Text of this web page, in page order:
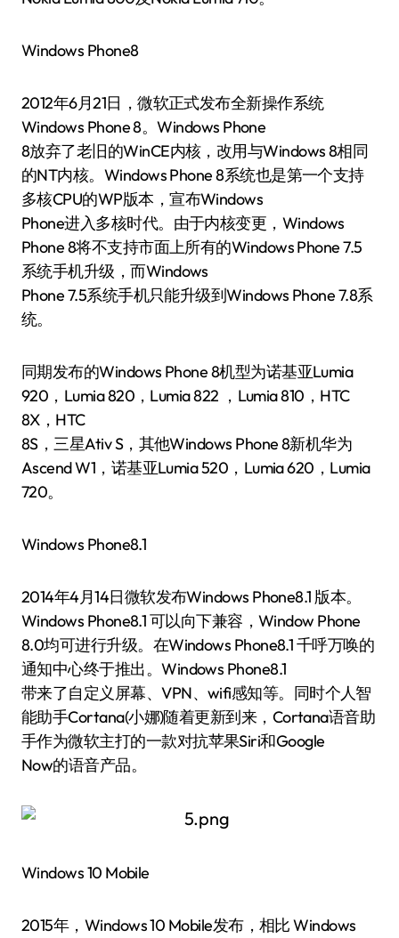
Windows Phone8
2012年6月21日，微软正式发布全新操作系统
Windows Phone 8。Windows Phone
8放弃了老旧的WinCE内核，改用与Windows 8相同
的NT内核。Windows Phone 8系统也是第一个支持
多核CPU的WP版本，宣布Windows
Phone进入多核时代。由于内核变更，Windows
Phone 8将不支持市面上所有的Windows Phone 7.5
系统手机升级，而Windows
Phone 7.5系统手机只能升级到Windows Phone 7.8系
统。
同期发布的Windows Phone 8机型为诺基亚Lumia
920，Lumia 820，Lumia 822 ，Lumia 810，HTC
8X，HTC
8S，三星Ativ S，其他Windows Phone 8新机华为
Ascend W1，诺基亚Lumia 520，Lumia 620，Lumia
720。
Windows Phone8.1
2014年4月14日微软发布Windows Phone8.1 版本。
Windows Phone8.1 可以向下兼容，Window Phone
8.0均可进行升级。在Windows Phone8.1 千呼万唤的
通知中心终于推出。Windows Phone8.1
带来了自定义屏幕、VPN、wifi感知等。同时个人智
能助手Cortana(小娜)随着更新到来，Cortana语音助
手作为微软主打的一款对抗苹果Siri和Google
Now的语音产品。
Windows 10 Mobile
2015年，Windows 10 Mobile发布，相比 Windows